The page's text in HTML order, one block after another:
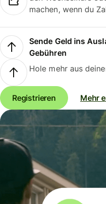
machen, wenn du
Sende Geld ins
Gebühren
Hole mehr aus
Registrieren Mehr